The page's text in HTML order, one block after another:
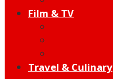
Film & TV
Travel & Culinary